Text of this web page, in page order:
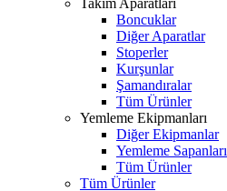
Takım Aparatları
Boncuklar
Diğer Aparatlar
Stoperler
Kurşunlar
Şamandıralar
Tüm Ürünler
Yemleme Ekipmanları
Diğer Ekipmanlar
Yemleme Sapanları
Tüm Ürünler
Tüm Ürünler